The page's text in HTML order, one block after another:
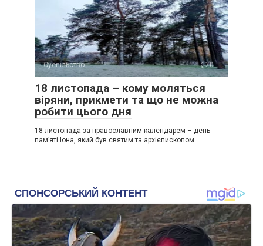
Суспільство 0
18 листопада – кому моляться
віряни, прикмети та що не можна
робити цього дня
18 листопада за православним календарем – день
пам’яті Іона, який був святим та архієпископом